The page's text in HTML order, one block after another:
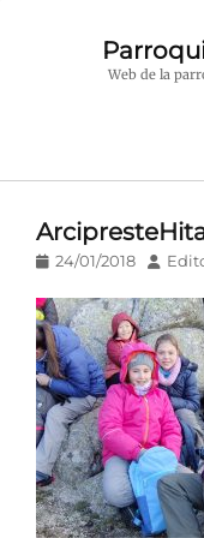
Web de la
Publicado
24/01/2018 Autor